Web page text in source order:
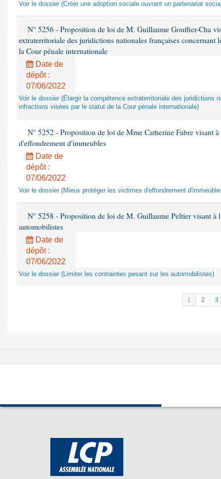
Voir le dossier (Créer une adoption sociale ouvrant un partenariat
N° 5256 - Proposition de loi de M. Guillaume Gouffier-Cha
extraterritoriale des juridictions nationales françaises concernant
la Cour pénale internationale
Date de
dépôt :
07/06/2022
Voir le dossier (Élargir la compétence extraterritoriale des juridictions
infractions visées par le statut de la Cour pénale internationale)
N° 5252 - Proposition de loi de Mme Catherine Fabre visant
d'effondrement d'immeubles
Date de
dépôt :
07/06/2022
Voir le dossier (Mieux protéger les victimes d'effondrement
N° 5258 - Proposition de loi de M. Guillaume Peltier visant à
automobilistes
Date de
dépôt :
07/06/2022
Voir le dossier (Limiter les contraintes pesant sur les automobilistes)
1 2 3